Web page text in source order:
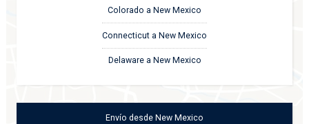
Colorado a New Mexico
Connecticut a New Mexico
Delaware a New Mexico
Envío desde New Mexico